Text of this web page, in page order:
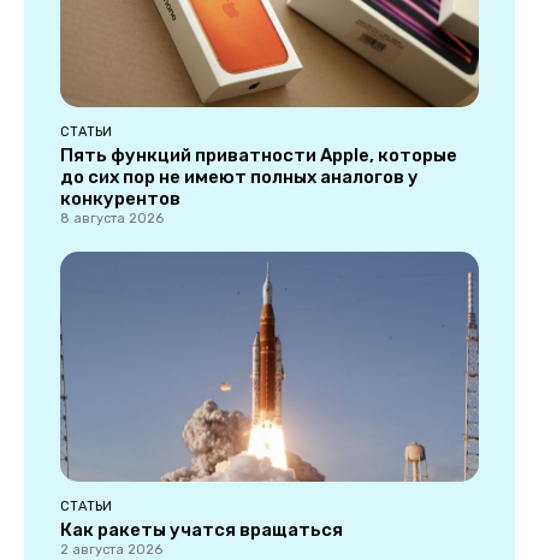
СТАТЬИ
Пять функций приватности Apple, которые
до сих пор не имеют полных аналогов у
конкурентов
8 августа 2026
СТАТЬИ
Как ракеты учатся вращаться
2 августа 2026